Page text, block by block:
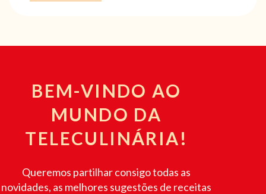
BEM-VINDO AO
MUNDO DA
TELECULINÁRIA!
Queremos partilhar consigo todas as
novidades, as melhores sugestões de receitas